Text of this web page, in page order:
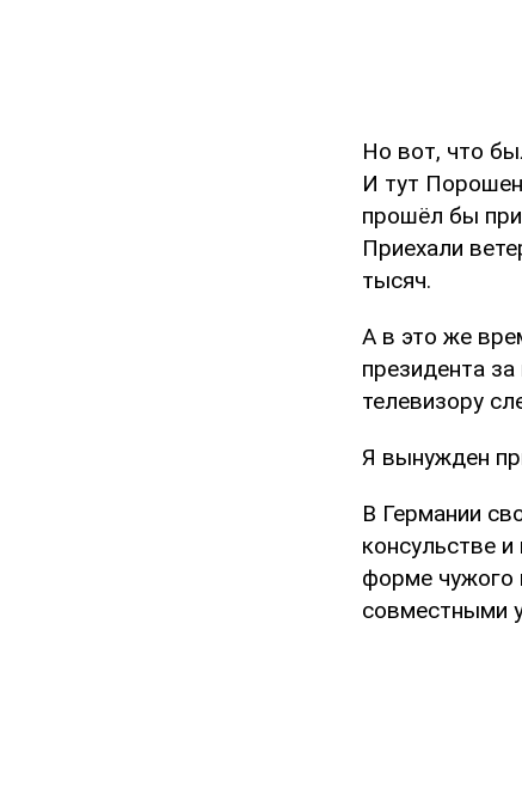
Но вот, что
И тут
прошёл бы при
Приехали
тысяч.
А в это же
президента
телевизору
Я вынужден
В Германии
консульстве
форме чужого
совместными